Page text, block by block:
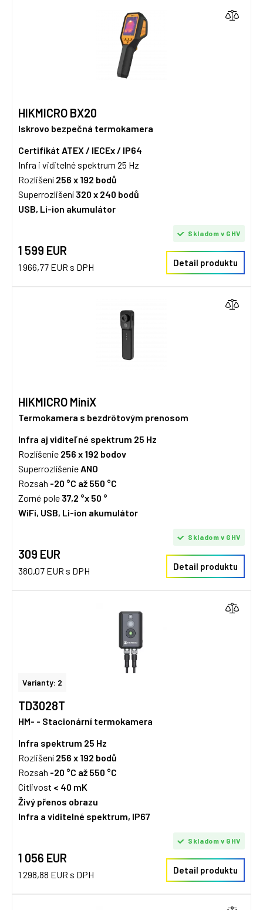
HIKMICRO BX20
Iskrovo bezpečná termokamera
Certifikát ATEX / IECEx / IP64
Infra i viditelné spektrum 25 Hz
Rozlišení 256 x 192 bodů
Superrozlišení 320 x 240 bodů
USB, Li-ion akumulátor
1 599 EUR
1 966,77 EUR s DPH
Skladom v GHV
Detail produktu
HIKMICRO MiniX
Termokamera s bezdrôtovým prenosom
Infra aj viditeľné spektrum 25 Hz
Rozlíšenie 256 x 192 bodov
Superrozlíšenie ANO
Rozsah -20 °C až 550 °C
Zorné pole 37,2 °x 50 °
WiFi, USB, Li-ion akumulátor
309 EUR
380,07 EUR s DPH
Skladom v GHV
Detail produktu
Varianty: 2
TD3028T
HM- - Stacionární termokamera
Infra spektrum 25 Hz
Rozlišení 256 x 192 bodů
Rozsah -20 °C až 550 °C
Citlivost < 40 mK
Živý přenos obrazu
Infra a viditelné spektrum, IP67
1 056 EUR
1 298,88 EUR s DPH
Skladom v GHV
Detail produktu